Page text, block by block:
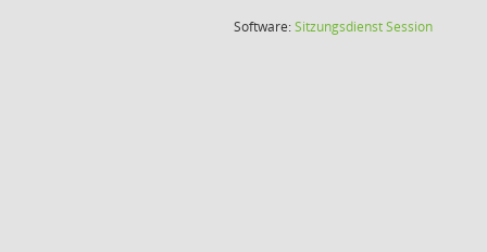
Software:SitzungsdienstSession(Wird in